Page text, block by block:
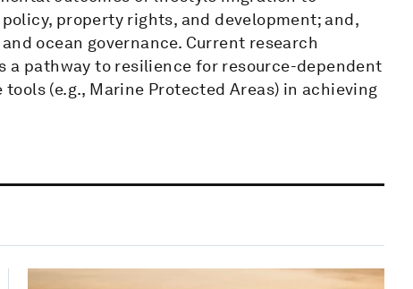
property rights, and development; and,
ocean governance. Current research
pathway to resilience for resource-dependent
(e.g., Marine Protected Areas) in achieving